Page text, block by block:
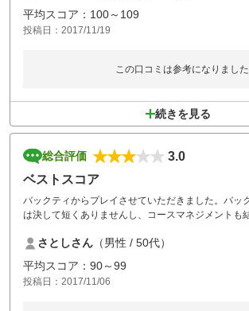
上級者はコース戦略、中級者はグリーン周りがラク
とみんなで楽しめました。
平均スコア：100～109
投稿日：2017/11/19
この口コミは参考になりました
続きを見る
総合評価
3.0
ベストスコア
バックティからプレイさせていただきました。バッ
は決して短くありませんし、コースマネジメントも
いコース設計になっていることは間違いありません
でした～)
練習ラウンドや超初心者には良いコースだと思います
スコアを気にする方は、いかに曲げないでラウンド
さとしさん （男性 / 50代）
平均スコア：90～99
投稿日：2017/11/06